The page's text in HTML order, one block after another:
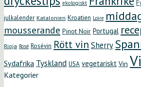
ekologiskt
julkalender Katalonien Kroatien Loire
mousserande Pinot Noir Portugal
Rioja Rosé Rosévin Rött vin Sherry
Sydafrika Tyskland USA vegetariskt Vin
Kategorier